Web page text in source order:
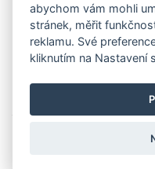
NOVÁ
abychom vám mohli
stránek, měřit
reklamu. Své
kliknutím na Nastavení